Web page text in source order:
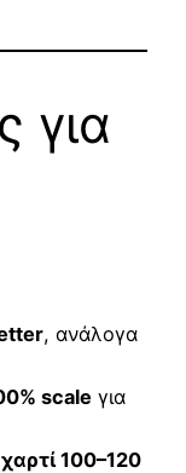
για
, ανάλογα
scale για
100–120